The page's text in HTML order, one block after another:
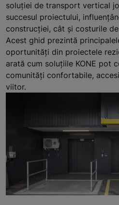
soluției de transport vertical
succesul proiectului,
construcției, cât și costurile
Acest ghid prezintă
oportunități din proiectele
arată cum soluțiile KONE pot
comunități confortabile,
viitor.